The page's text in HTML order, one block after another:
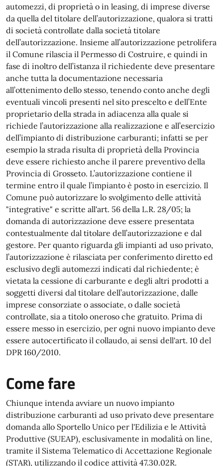
automezzi, di proprietà o in leasing, di imprese diverse
da quella del titolare dell’autorizzazione, qualora si tratti
di società controllate dalla società titolare
dell’autorizzazione. Insieme all’autorizzazione petrolifera
il Comune rilascia il Permesso di Costruire, e quindi in
fase di inoltro dell’istanza il richiedente deve presentare
anche tutta la documentazione necessaria
all’ottenimento dello stesso, tenendo conto anche degli
eventuali vincoli presenti nel sito prescelto e dell’Ente
proprietario della strada in adiacenza alla quale si
richiede l’autorizzazione alla realizzazione e all’esercizio
dell’impianto di distribuzione carburanti; infatti se per
esempio la strada risulta di proprietà della Provincia
deve essere richiesto anche il parere preventivo della
Provincia di Grosseto. L’autorizzazione contiene il
termine entro il quale l’impianto è posto in esercizio. Il
Comune può autorizzare lo svolgimento delle attività
"integrative" e scritte all'art. 56 della L.R. 28/05; la
domanda di autorizzazione deve essere presentata
contestualmente dal titolare dell’autorizzazione e dal
gestore. Per quanto riguarda gli impianti ad uso privato,
l’autorizzazione è rilasciata per conferimento diretto ed
esclusivo degli automezzi indicati dal richiedente; è
vietata la cessione di carburante e degli altri prodotti a
soggetti diversi dal titolare dell’autorizzazione, dalle
imprese consorziate o associate, o dalle società
controllate, sia a titolo oneroso che gratuito. Prima di
essere messo in esercizio, per ogni nuovo impianto deve
essere autocertificato il collaudo, ai sensi dell'art. 10 del
DPR 160/2010.
Come fare
Chiunque intenda avviare un nuovo impianto
distribuzione carburanti ad uso privato deve presentare
domanda allo Sportello Unico per l'Edilizia e le Attività
Produttive (SUEAP), esclusivamente in modalità on line,
tramite il Sistema Telematico di Accettazione Regionale
(STAR), utilizzando il codice attività 47.30.02R.